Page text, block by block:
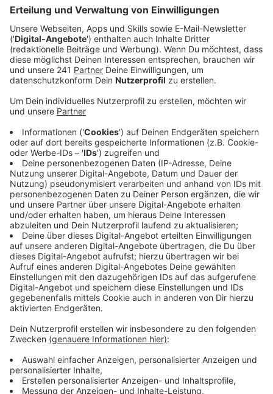
Anzeige
Debatte um Senioren am Steuer
Anzeige
Auto fahren? Das Thema ist weltweit umstritten. Um
den Verkehr in Leverkusen ein bisschen sicherer zu
machen, bietet die WGL im Oktober Fahrschultraining
für Senioren an. Alle Interessierten über 60 Jahren
können teilnehmen und noch mal alle Verkehrsregeln
und Gesetzesänderungen auffrischen.
Anzeige
Anmeldung bis zum 14. Oktober nötig
Anzeige
Die Kurse finden in der alten Feuerwache in Wiesdorf
statt, jeweils donnerstags am 16.10. und 23.10.2025
ab 16:00 Uhr bis ca. 18:00 Uhr in der Moskauer Str. 3,
51373 Leverkusen. Anmeldungen bis zum 14.10.2025